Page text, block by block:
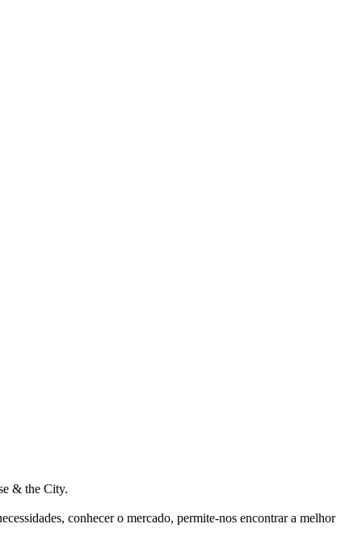
& the City.
conhecer o mercado, permite-nos encontrar a melhor